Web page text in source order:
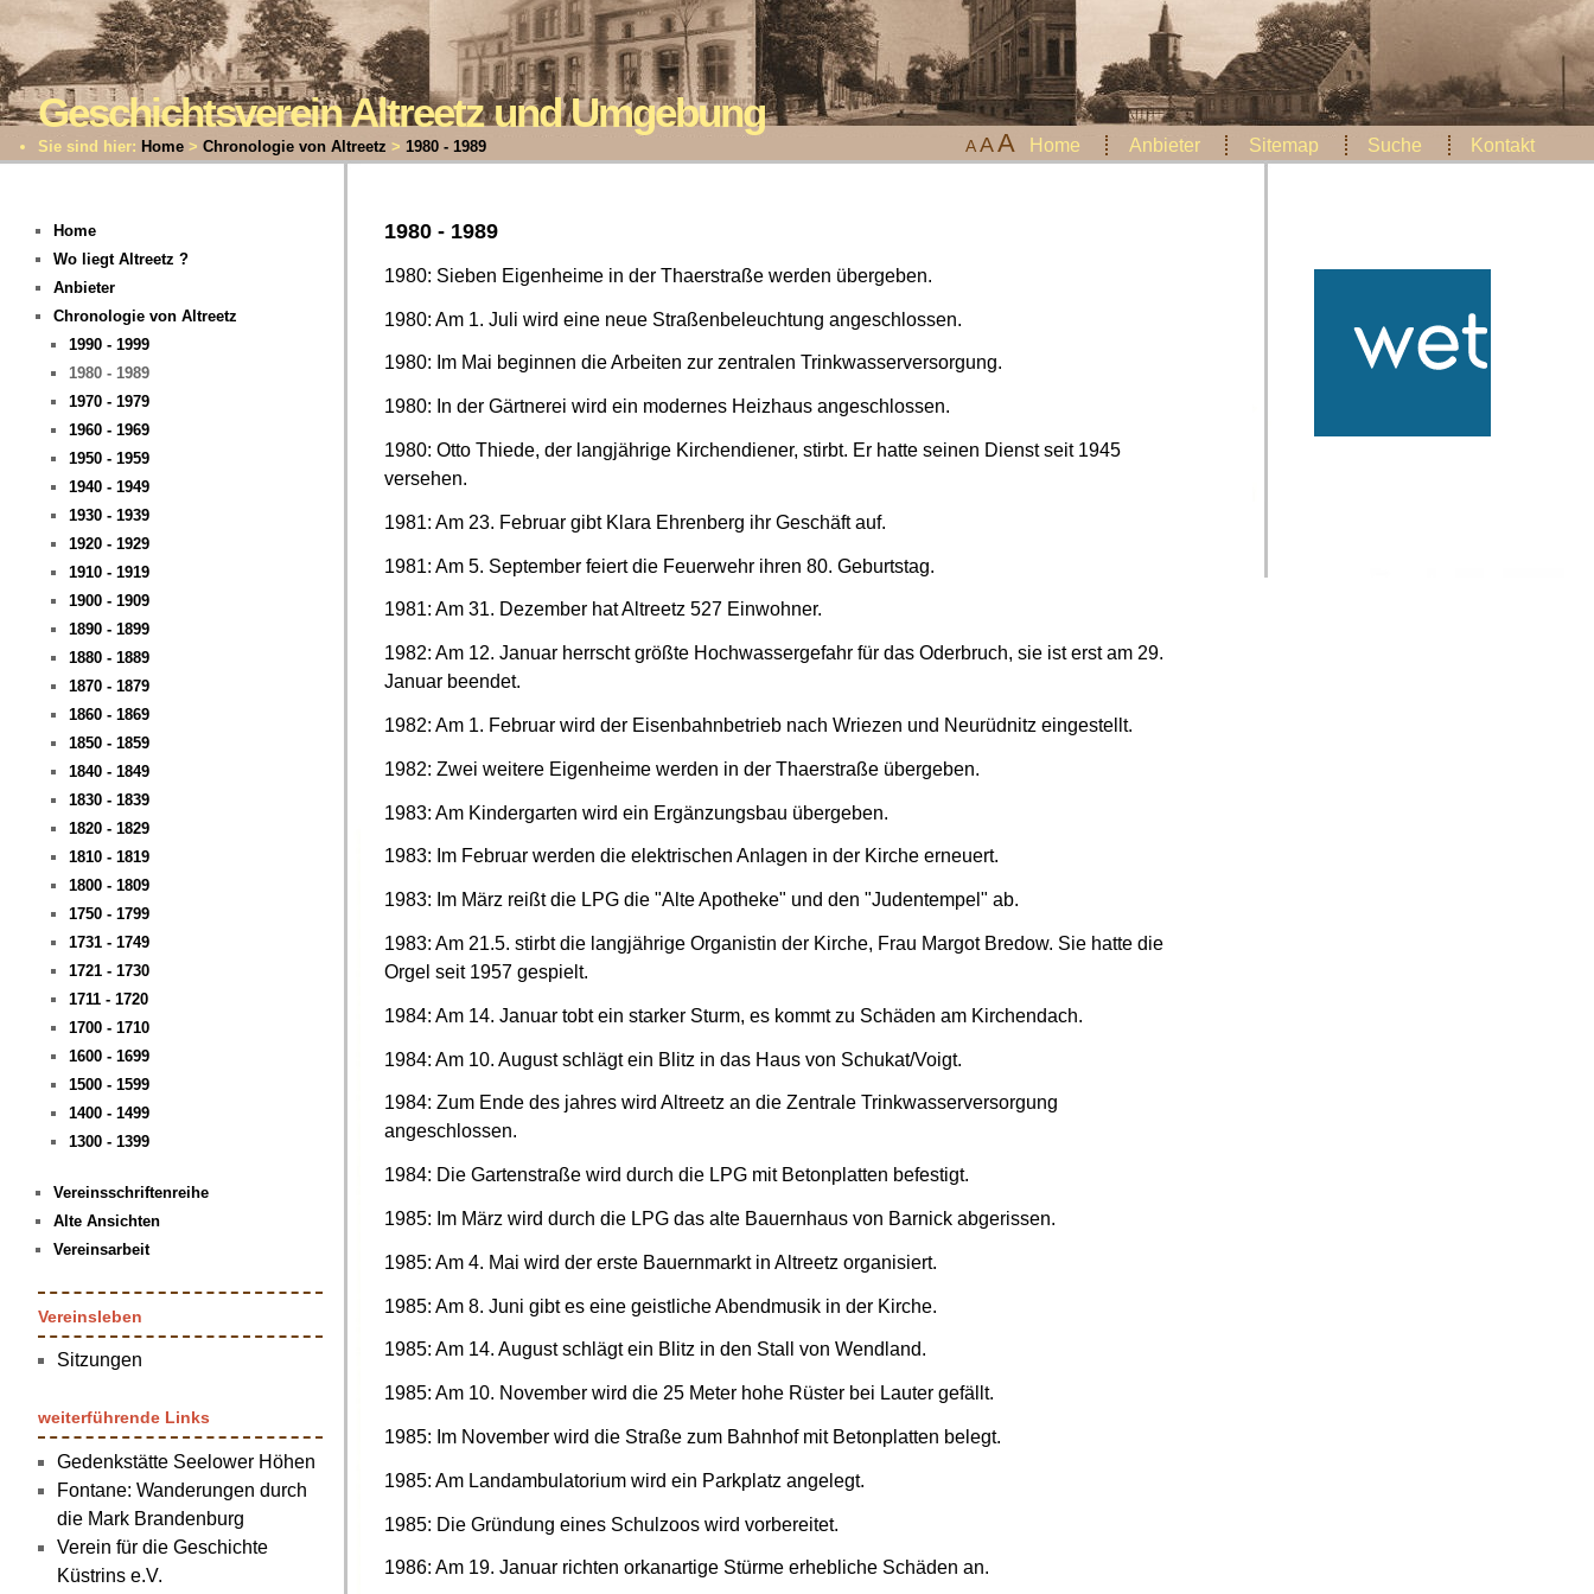
Geschichtsverein Altreetz und Umgebung
Sie sind hier: Home > Chronologie von Altreetz > 1980 - 1989 AAA Home Anbieter Sitemap Suche Kontakt
Home
Wo liegt Altreetz ?
Anbieter
Chronologie von Altreetz
1990 - 1999
1980 - 1989
1970 - 1979
1960 - 1969
1950 - 1959
1940 - 1949
1930 - 1939
1920 - 1929
1910 - 1919
1900 - 1909
1890 - 1899
1880 - 1889
1870 - 1879
1860 - 1869
1850 - 1859
1840 - 1849
1830 - 1839
1820 - 1829
1810 - 1819
1800 - 1809
1750 - 1799
1731 - 1749
1721 - 1730
1711 - 1720
1700 - 1710
1600 - 1699
1500 - 1599
1400 - 1499
1300 - 1399
Vereinsschriftenreihe
Alte Ansichten
Vereinsarbeit
Vereinsleben
Sitzungen
weiterführende Links
Gedenkstätte Seelower Höhen
Fontane: Wanderungen durch
die Mark Brandenburg
Verein für die Geschichte
Küstrins e.V.
1980 - 1989
1980: Sieben Eigenheime in der Thaerstraße werden übergeben.
1980: Am 1. Juli wird eine neue Straßenbeleuchtung angeschlossen.
1980: Im Mai beginnen die Arbeiten zur zentralen Trinkwasserversorgung.
1980: In der Gärtnerei wird ein modernes Heizhaus angeschlossen.
1980: Otto Thiede, der langjährige Kirchendiener, stirbt. Er hatte seinen Dienst seit 1945
versehen.
1981: Am 23. Februar gibt Klara Ehrenberg ihr Geschäft auf.
1981: Am 5. September feiert die Feuerwehr ihren 80. Geburtstag.
1981: Am 31. Dezember hat Altreetz 527 Einwohner.
1982: Am 12. Januar herrscht größte Hochwassergefahr für das Oderbruch, sie ist erst am 29.
Januar beendet.
1982: Am 1. Februar wird der Eisenbahnbetrieb nach Wriezen und Neurüdnitz eingestellt.
1982: Zwei weitere Eigenheime werden in der Thaerstraße übergeben.
1983: Am Kindergarten wird ein Ergänzungsbau übergeben.
1983: Im Februar werden die elektrischen Anlagen in der Kirche erneuert.
1983: Im März reißt die LPG die "Alte Apotheke" und den "Judentempel" ab.
1983: Am 21.5. stirbt die langjährige Organistin der Kirche, Frau Margot Bredow. Sie hatte die
Orgel seit 1957 gespielt.
1984: Am 14. Januar tobt ein starker Sturm, es kommt zu Schäden am Kirchendach.
1984: Am 10. August schlägt ein Blitz in das Haus von Schukat/Voigt.
1984: Zum Ende des jahres wird Altreetz an die Zentrale Trinkwasserversorgung
angeschlossen.
1984: Die Gartenstraße wird durch die LPG mit Betonplatten befestigt.
1985: Im März wird durch die LPG das alte Bauernhaus von Barnick abgerissen.
1985: Am 4. Mai wird der erste Bauernmarkt in Altreetz organisiert.
1985: Am 8. Juni gibt es eine geistliche Abendmusik in der Kirche.
1985: Am 14. August schlägt ein Blitz in den Stall von Wendland.
1985: Am 10. November wird die 25 Meter hohe Rüster bei Lauter gefällt.
1985: Im November wird die Straße zum Bahnhof mit Betonplatten belegt.
1985: Am Landambulatorium wird ein Parkplatz angelegt.
1985: Die Gründung eines Schulzoos wird vorbereitet.
1986: Am 19. Januar richten orkanartige Stürme erhebliche Schäden an.